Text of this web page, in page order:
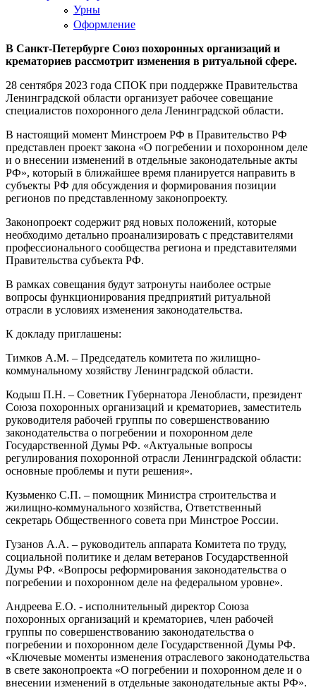
Урны
Оформление
В Санкт-Петербурге Союз похоронных организаций и
крематориев рассмотрит изменения в ритуальной сфере.
28 сентября 2023 года СПОК при поддержке Правительства
Ленинградской области организует рабочее совещание
специалистов похоронного дела Ленинградской области.
В настоящий момент Минстроем РФ в Правительство РФ
представлен проект закона «О погребении и похоронном деле
и о внесении изменений в отдельные законодательные акты
РФ», который в ближайшее время планируется направить в
субъекты РФ для обсуждения и формирования позиции
регионов по представленному законопроекту.
Законопроект содержит ряд новых положений, которые
необходимо детально проанализировать с представителями
профессионального сообщества региона и представителями
Правительства субъекта РФ.
В рамках совещания будут затронуты наиболее острые
вопросы функционирования предприятий ритуальной
отрасли в условиях изменения законодательства.
К докладу приглашены:
Тимков А.М. – Председатель комитета по жилищно-
коммунальному хозяйству Ленинградской области.
Кодыш П.Н. – Советник Губернатора Ленобласти, президент
Союза похоронных организаций и крематориев, заместитель
руководителя рабочей группы по совершенствованию
законодательства о погребении и похоронном деле
Государственной Думы РФ. «Актуальные вопросы
регулирования похоронной отрасли Ленинградской области:
основные проблемы и пути решения».
Кузьменко С.П. – помощник Министра строительства и
жилищно-коммунального хозяйства, Ответственный
секретарь Общественного совета при Минстрое России.
Гузанов А.А. – руководитель аппарата Комитета по труду,
социальной политике и делам ветеранов Государственной
Думы РФ. «Вопросы реформирования законодательства о
погребении и похоронном деле на федеральном уровне».
Андреева Е.О. - исполнительный директор Союза
похоронных организаций и крематориев, член рабочей
группы по совершенствованию законодательства о
погребении и похоронном деле Государственной Думы РФ.
«Ключевые моменты изменения отраслевого законодательства
в свете законопроекта «О погребении и похоронном деле и о
внесении изменений в отдельные законодательные акты РФ».